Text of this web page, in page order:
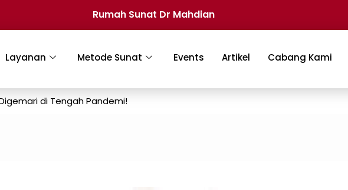
Rumah Sunat Dr Mahdian
Layanan Metode Sunat Events Artikel Cabang Kami
di Tengah Pandemi!